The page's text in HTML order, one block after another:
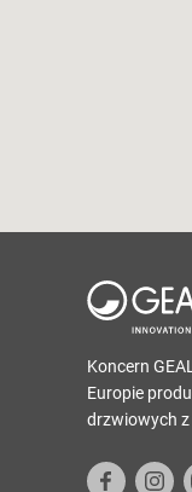
Koncern
Europie
drzwiowych